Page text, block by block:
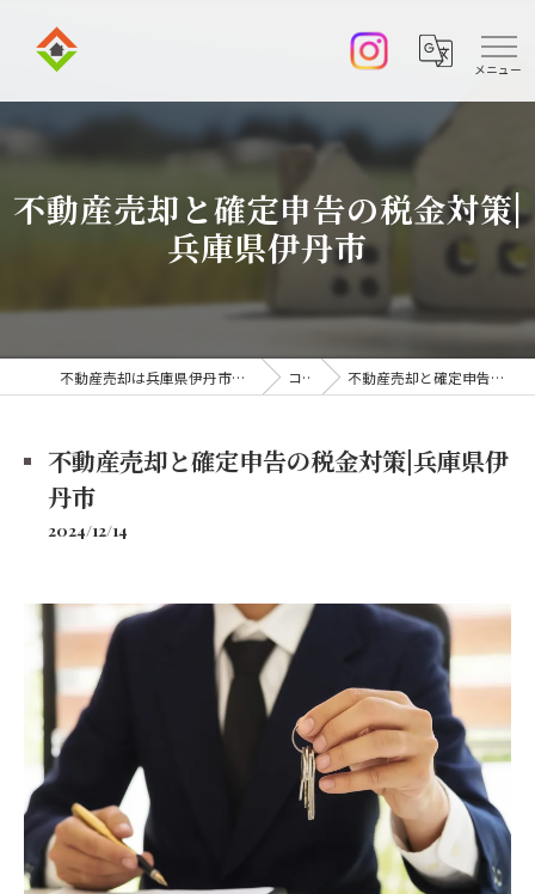
不動産売却と確定申告の税金対策|
兵庫県伊丹市
不動産売却は兵庫県伊丹市の株式会社アークエステート コラム 不動産売却と確定申告の税金対策|兵庫県伊丹市
不動産売却と確定申告の税金対策|兵庫県伊
丹市
2024/12/14